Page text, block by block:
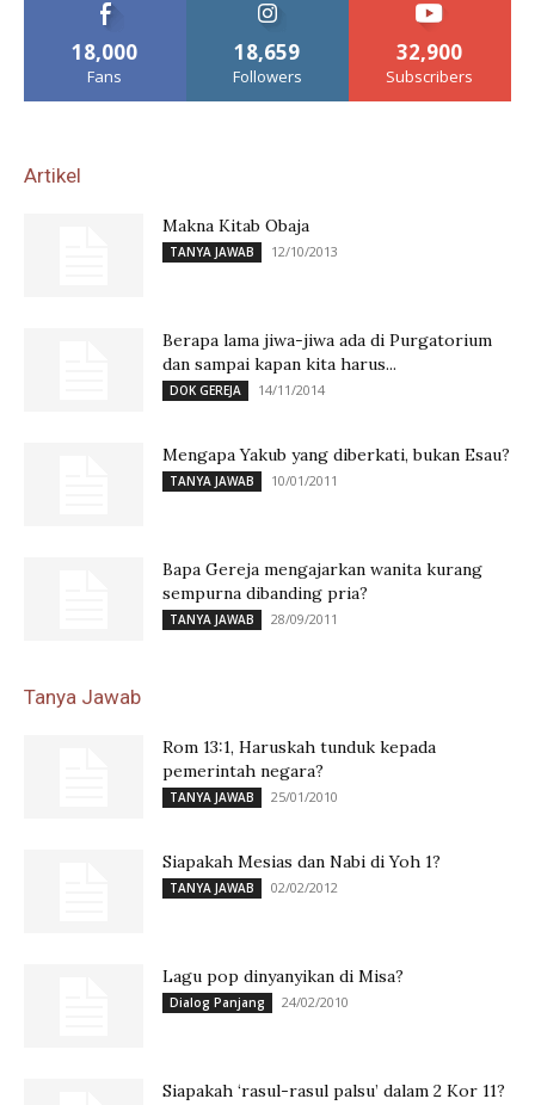
18,000
Fans
18,659
Followers
32,900
Subscribers
Artikel
Makna Kitab Obaja
TANYA JAWAB 12/10/2013
Berapa lama jiwa-jiwa ada di Purgatorium
dan sampai kapan kita harus...
DOK GEREJA 14/11/2014
Mengapa Yakub yang diberkati, bukan Esau?
TANYA JAWAB 10/01/2011
Bapa Gereja mengajarkan wanita kurang
sempurna dibanding pria?
TANYA JAWAB 28/09/2011
Tanya Jawab
Rom 13:1, Haruskah tunduk kepada
pemerintah negara?
TANYA JAWAB 25/01/2010
Siapakah Mesias dan Nabi di Yoh 1?
TANYA JAWAB 02/02/2012
Lagu pop dinyanyikan di Misa?
Dialog Panjang 24/02/2010
Siapakah ‘rasul-rasul palsu’ dalam 2 Kor 11?